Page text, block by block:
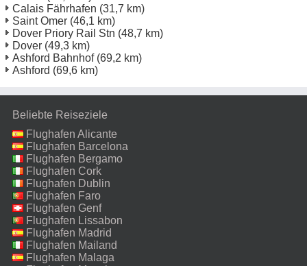
Calais Fährhafen (31,7 km)
Saint Omer (46,1 km)
Dover Priory Rail Stn (48,7 km)
Dover (49,3 km)
Ashford Bahnhof(69,2 km)
Ashford (69,6 km)
Beliebte Reiseziele
Flughafen Alicante
Flughafen Barcelona
Flughafen Bergamo
Flughafen Cork
Flughafen Dublin
Flughafen Faro
Flughafen Genf
Flughafen Lissabon
Flughafen Madrid
Flughafen Mailand
Malpensa
Flughafen Malaga